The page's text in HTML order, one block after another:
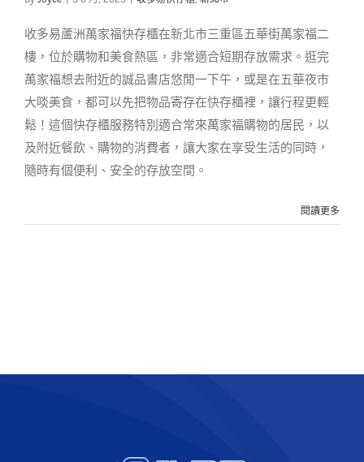
收多易快存櫃 新北市
收多易蘆洲萬家福快存櫃在新北市三重區五華街萬家福二
樓，位於購物和美食熱區，非常適合短期存放需求。逛完
萬家福想去附近的誠品書店悠閒一下午，或是在五華夜市
大啖美食，都可以先把物品寄存在快存櫃裡，讓行程更輕
鬆！這個快存櫃服務特別適合常來萬家福購物的居民，以
及附近餐飲、購物的消費者，讓大家在享受生活的同時，
隨時有個便利、安全的存放空間。
閱讀更多